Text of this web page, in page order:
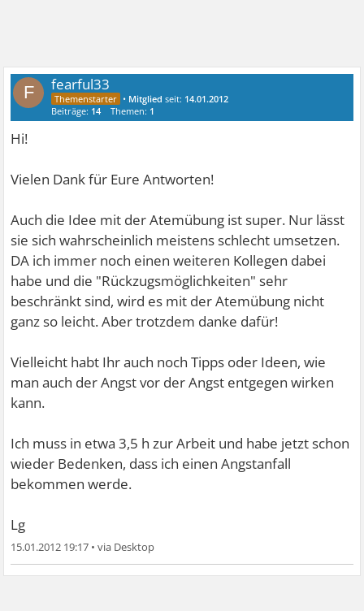
F fearful33
• Mitglied seit: 14.01.2012
Beiträge: 14 Themen: 1
Hi!
Vielen Dank für Eure Antworten!
Auch die Idee mit der Atemübung ist super. Nur lässt
sie sich wahrscheinlich meistens schlecht umsetzen.
DA ich immer noch einen weiteren Kollegen dabei
habe und die "Rückzugsmöglichkeiten" sehr
beschränkt sind, wird es mit der Atemübung nicht
ganz so leicht. Aber trotzdem danke dafür!
Vielleicht habt Ihr auch noch Tipps oder Ideen, wie
man auch der Angst vor der Angst entgegen wirken
kann.
Ich muss in etwa 3,5 h zur Arbeit und habe jetzt schon
wieder Bedenken, dass ich einen Angstanfall
bekommen werde.
Lg
15.01.2012 19:17 •